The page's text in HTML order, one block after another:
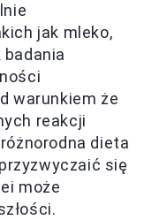
jak mleko,
warunkiem że
reakcji
dieta
się
może